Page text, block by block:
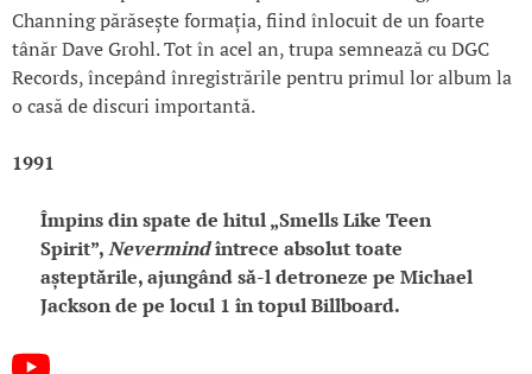
Channing părăsește formația, fiind înlocuit de un foarte
tânăr Dave Grohl. Tot în acel an, trupa semnează cu DGC
Records, începând înregistrările pentru primul lor album la
o casă de discuri importantă.
1991
Împins din spate de hitul „Smells Like Teen
Spirit”,Nevermindîntrece absolut toate
așteptările, ajungând să-l detroneze pe Michael
Jackson de pe locul 1 în topul Billboard.